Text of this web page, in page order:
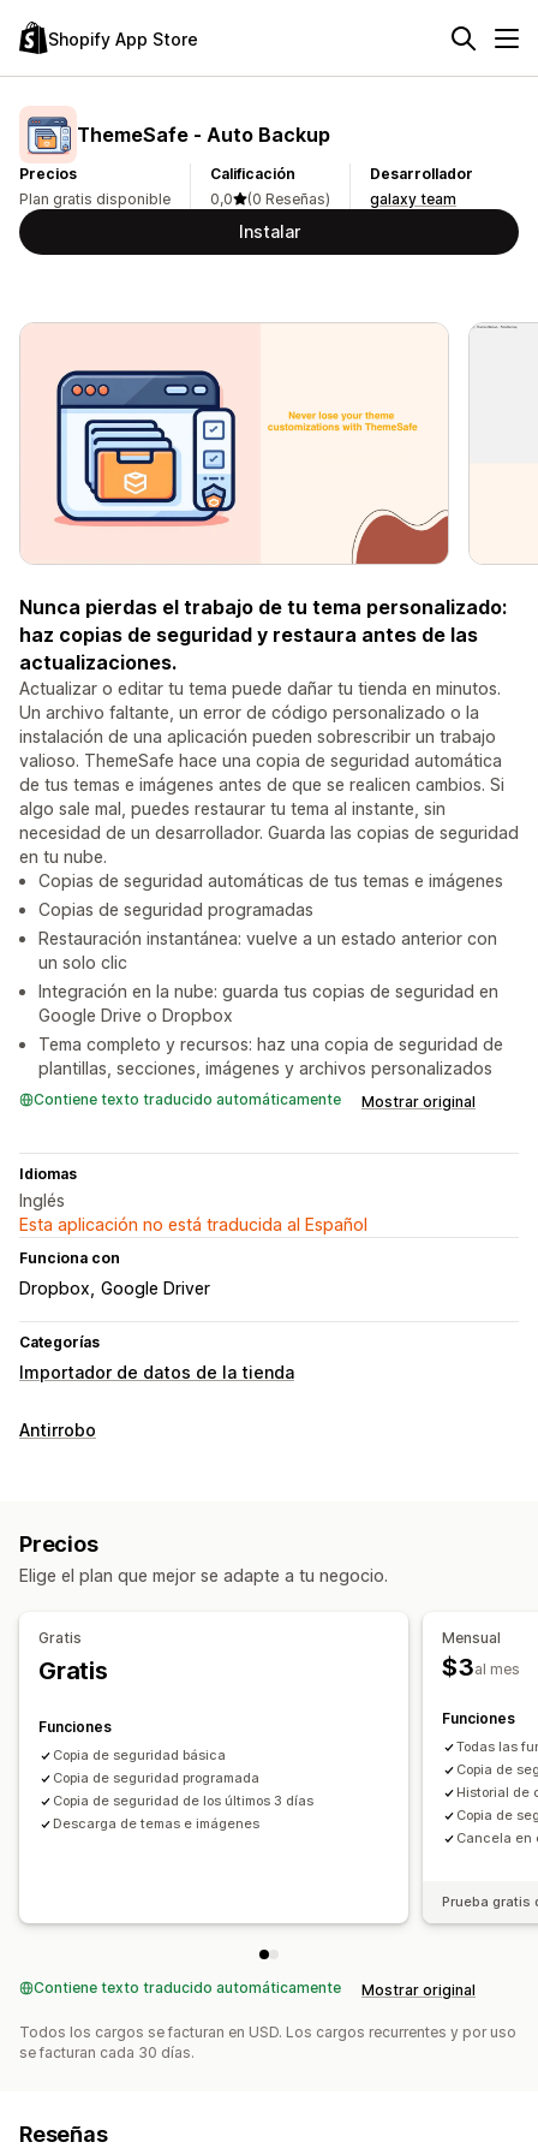
Shopify App Store
ThemeSafe ‑ Auto Backup
Precios
Plan gratis disponible
Calificación
0,0
(0 Reseñas)
Desarrollador
galaxy team
Instalar
Nunca pierdas el trabajo de tu tema personalizado:
haz copias de seguridad y restaura antes de las
actualizaciones.
Actualizar o editar tu tema puede dañar tu tienda en minutos.
Un archivo faltante, un error de código personalizado o la
instalación de una aplicación pueden sobrescribir un trabajo
valioso. ThemeSafe hace una copia de seguridad automática
de tus temas e imágenes antes de que se realicen cambios. Si
algo sale mal, puedes restaurar tu tema al instante, sin
necesidad de un desarrollador. Guarda las copias de seguridad
en tu nube.
Copias de seguridad automáticas de tus temas e imágenes
Copias de seguridad programadas
Restauración instantánea: vuelve a un estado anterior con
un solo clic
Integración en la nube: guarda tus copias de seguridad en
Google Drive o Dropbox
Tema completo y recursos: haz una copia de seguridad de
plantillas, secciones, imágenes y archivos personalizados
Contiene texto traducido automáticamente Mostrar original
Idiomas
Inglés
Esta aplicación no está traducida al Español
Funciona con
Dropbox Google Driver
Categorías
Importador de datos de la tienda
Antirrobo
Precios
Elige el plan que mejor se adapte a tu negocio.
Gratis
Gratis
Funciones
Copia de seguridad básica
Copia de seguridad programada
Copia de seguridad de los últimos 3 días
Descarga de temas e imágenes
Mensual
$3al mes
Funciones
Todas las
Copia de
Historial de
Copia de
Cancela en
Prueba gratis
Contiene texto traducido automáticamente Mostrar original
Todos los cargos se facturan en USD. Los cargos recurrentes y por uso
se facturan cada 30 días.
Reseñas